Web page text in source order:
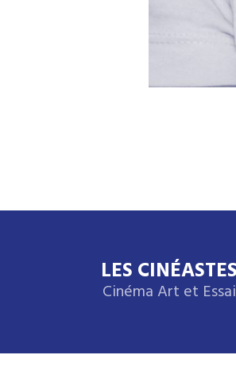
LES CINÉASTES
Cinéma Art et Essai